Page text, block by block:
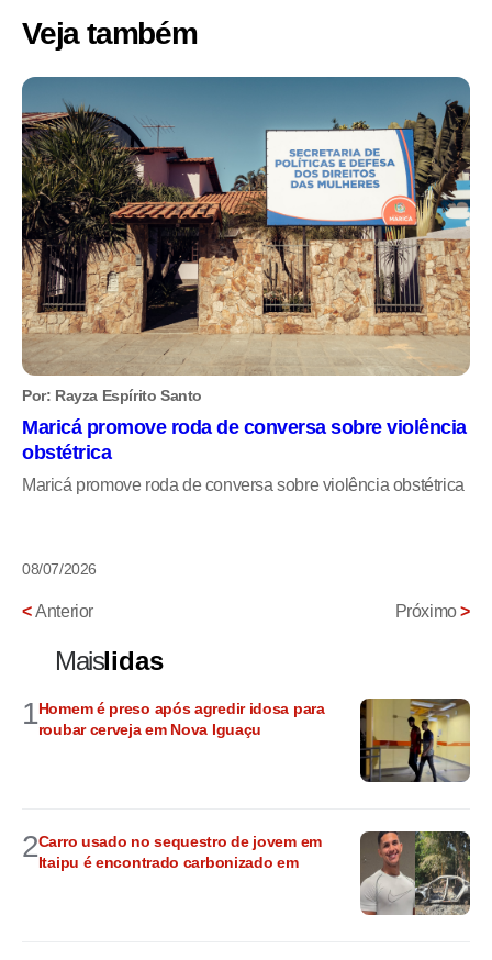
Veja também
Por: Rayza Espírito Santo
Maricá promove roda de conversa sobre violência
obstétrica
Maricá promove roda de conversa sobre violência obstétrica
08/07/2026
<Anterior Próximo>
Maislidas
1Homem é preso após agredir idosa para
roubar cerveja em Nova Iguaçu
2Carro usado no sequestro de jovem em
Itaipu é encontrado carbonizado em